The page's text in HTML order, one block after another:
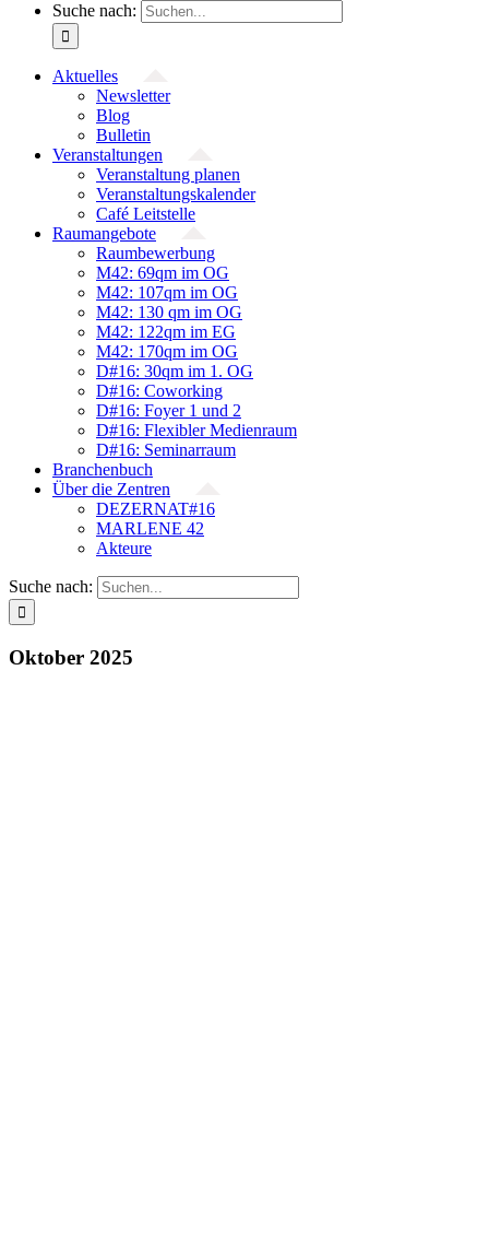
Suche nach:
Aktuelles
Newsletter
Blog
Bulletin
Veranstaltungen
Veranstaltung planen
Veranstaltungskalender
Café Leitstelle
Raumangebote
Raumbewerbung
M42: 69qm im OG
M42: 107qm im OG
M42: 130 qm im OG
M42: 122qm im EG
M42: 170qm im OG
D#16: 30qm im 1. OG
D#16: Coworking
D#16: Foyer 1 und 2
D#16: Flexibler Medienraum
D#16: Seminarraum
Branchenbuch
Über die Zentren
DEZERNAT#16
MARLENE 42
Akteure
Suche nach:
Oktober 2025